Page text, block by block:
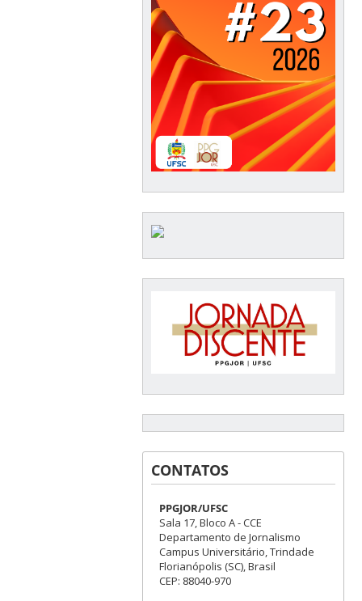
CONTATOS
PPGJOR/UFSC
Sala 17, Bloco A - CCE
Departamento de Jornalismo
Campus Universitário, Trindade
Florianópolis (SC), Brasil
CEP: 88040-970